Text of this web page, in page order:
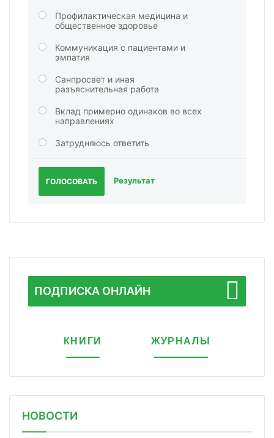
Профилактическая медицина и
общественное здоровье
Коммуникация с пациентами и
эмпатия
Санпросвет и иная
разъяснительная работа
Вклад примерно одинаков во всех
направлениях
Затрудняюсь ответить
ГОЛОСОВАТЬ Результат
ПОДПИСКА ОНЛАЙН
КНИГИ ЖУРНАЛЫ
НОВОСТИ